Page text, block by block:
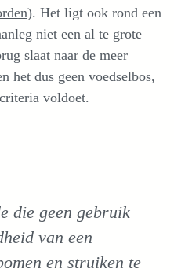
. Het ligt ook rond een
niet een al te grote
slaat naar de meer
het dus geen voedselbos,
voldoet.
die geen gebruik
van een
en struiken te